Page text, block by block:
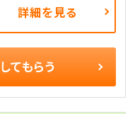
詳細を見る
てもらう